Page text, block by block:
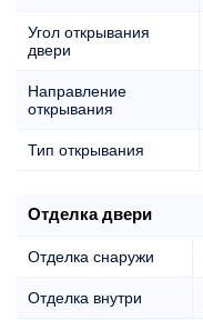
Угол открывания
двери
Направление
открывания
Тип открывания
Отделка двери
Отделка снаружи
Отделка внутри